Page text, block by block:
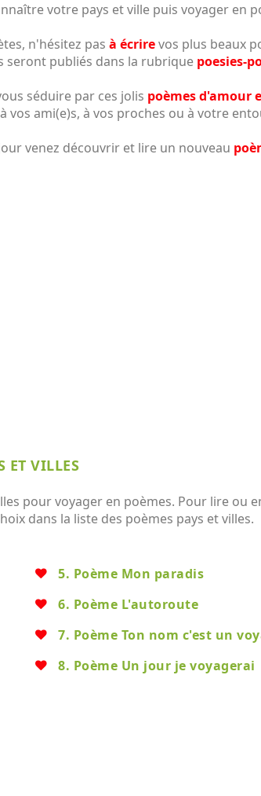
votre pays et ville puis voyager en
n'hésitez pas à écrirevos plus beaux
seront publiés dans la rubrique poesies-
séduire par ces jolis poèmes d'amour
vos ami(e)s, à vos proches ou à votre
venez découvrir et lire un nouveau
ET VILLES
pour voyager en poèmes. Pour lire ou
dans la liste des poèmes pays et villes.
5. Poème Mon paradis
6. Poème L'autoroute
7. Poème Ton nom c'est un
8. Poème Un jour je voyagerai